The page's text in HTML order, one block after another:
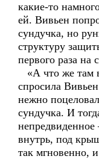
какие-то
ей. Вивьен
сундучка, но
структуру
первого раза на
«А что же там
спросила
нежно
сундучка. И
непредвиденное
внутрь, под
так мгновенно,